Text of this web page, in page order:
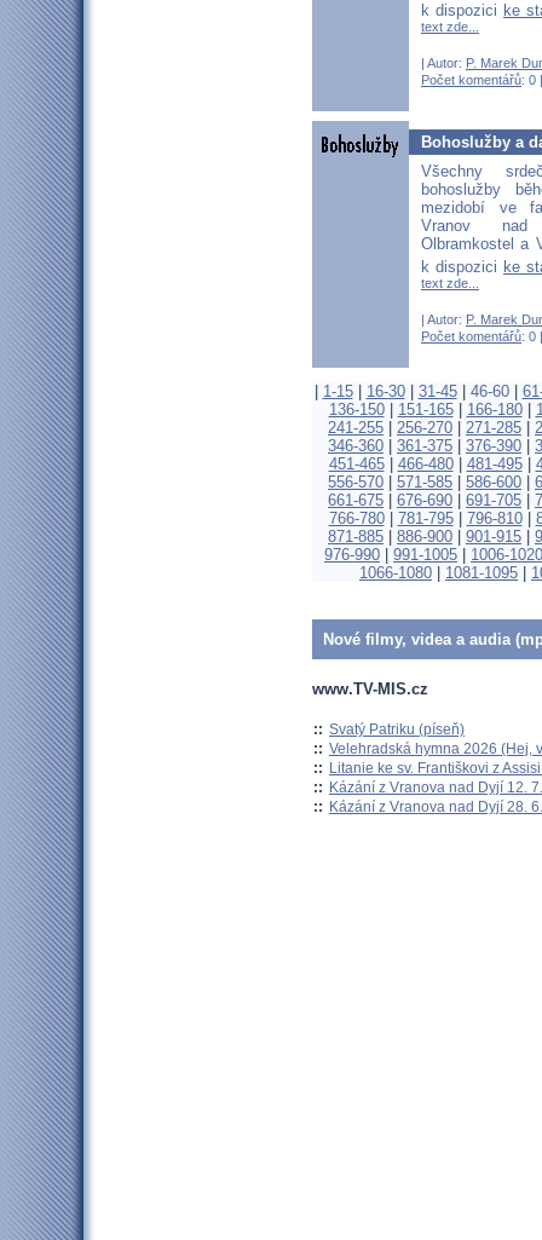
k dispozici ke
text zde...
| Autor: P. Marek
Počet komentářů: 0
Bohoslužby a
Všechny
bohoslužby
mezidobí ve
Vranov
Olbramkostel a
k dispozici ke
text zde...
| Autor: P. Marek
Počet komentářů: 0
1-15| 16-30| 31-45| 46-60|
136-150| 151-165| 166-180|
241-255
256-270 271-285
346-360
361-375 376-390
451-465| 466-480| 481-495|
556-570
571-585 586-600
661-675
676-690 691-705
766-780| 781-795| 796-810|
871-885
886-900 901-915
976-990
991-1005
1006-1020
1066-1080
1081-1095
Nové filmy, videa a audia
www.TV-MIS.cz
:: Svatý Patriku (píseň)
:: Velehradská hymna 2026 (Hej,
:: Litanie ke sv. Františkovi z
:: Kázání z Vranova nad Dyjí 12.
:: Kázání z Vranova nad Dyjí 28.